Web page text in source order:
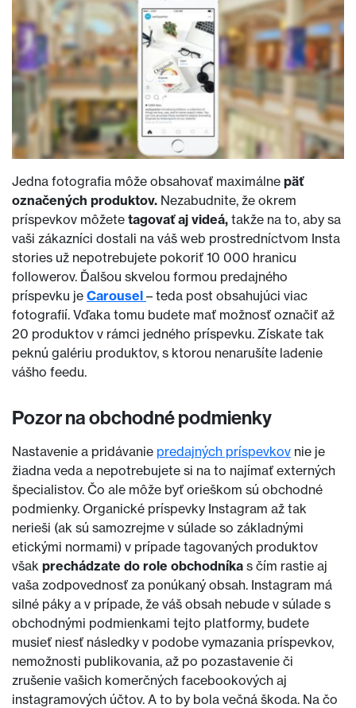
Jedna fotografia môže obsahovať maximálne päť
označených produktov. Nezabudnite, že okrem
príspevkov môžete tagovať aj videá, takže na to, aby sa
vaši zákazníci dostali na váš web prostredníctvom Insta
stories už nepotrebujete pokoriť 10 000 hranicu
followerov. Ďalšou skvelou formou predajného
príspevku je Carousel – teda post obsahujúci viac
fotografií. Vďaka tomu budete mať možnosť označiť až
20 produktov v rámci jedného príspevku. Získate tak
peknú galériu produktov, s ktorou nenarušíte ladenie
vášho feedu.
Pozor na obchodné podmienky
Nastavenie a pridávanie predajných príspevkov nie je
žiadna veda a nepotrebujete si na to najímať externých
špecialistov. Čo ale môže byť orieškom sú obchodné
podmienky. Organické príspevky Instagram až tak
nerieši (ak sú samozrejme v súlade so základnými
etickými normami) v prípade tagovaných produktov
však prechádzate do role obchodníka s čím rastie aj
vaša zodpovednosť za ponúkaný obsah. Instagram má
silné páky a v prípade, že váš obsah nebude v súlade s
obchodnými podmienkami tejto platformy, budete
musieť niesť následky v podobe vymazania príspevkov,
nemožnosti publikovania, až po pozastavenie či
zrušenie vašich komerčných facebookových aj
instagramových účtov. A to by bola večná škoda. Na čo